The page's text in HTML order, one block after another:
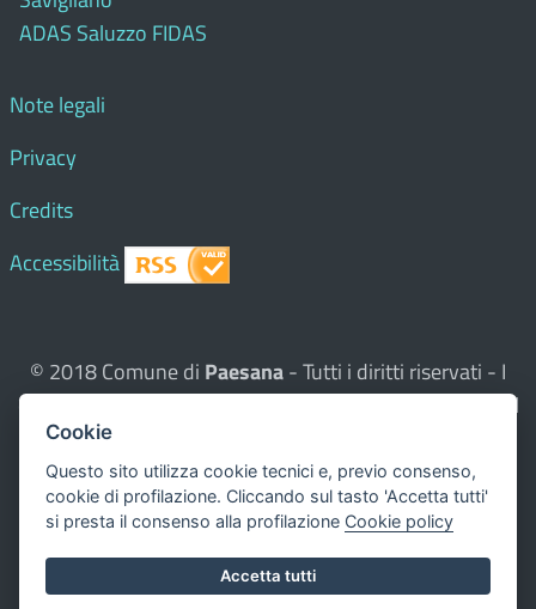
ADAS Saluzzo FIDAS
Note legali
Privacy
Credits
Accessibilità
© 2018 Comune di Paesana- Tutti i diritti riservati - I
contenuti del sito, testi e immagini sono di proprietà del
Comune - CMS:
Questo sito utilizza, nella versione per UTENTI CON
DISLESSIA,Biancoenero ®, una font italiana ad Alta
Leggibilità.
Valuta questo sito
Cookie
Questo sito utilizza cookie tecnici e, previo consenso,
cookie di profilazione. Cliccando sul tasto 'Accetta tutti'
si presta il consenso alla profilazione Cookie policy
Accetta tutti